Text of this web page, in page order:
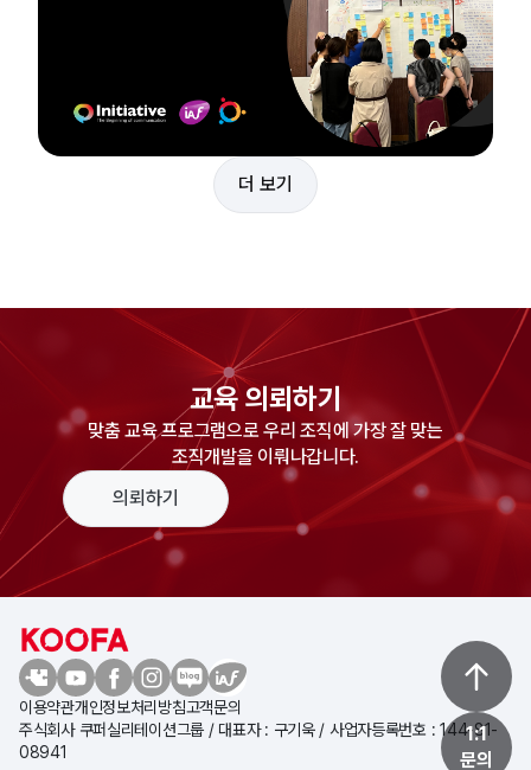
더 보기
교육 의뢰하기
맞춤 교육 프로그램으로 우리 조직에 가장 잘 맞는
조직개발을 이뤄나갑니다.
의뢰하기
1:1
문의
이용약관개인정보처리방침고객문의
주식회사 쿠퍼실리테이션그룹 / 대표자 : 구기욱 / 사업자등록번호 : 144-81-
08941